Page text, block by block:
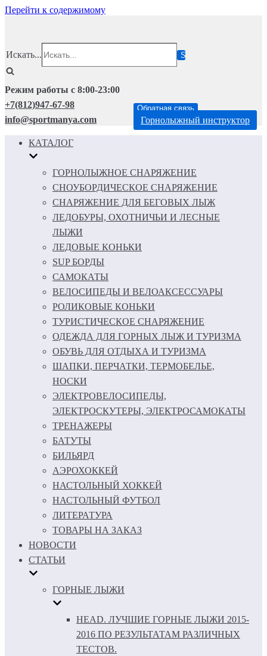
Перейти к содержимому
Искать...
Режим работы с 8:00-23:00
+7(812)947-67-98
info@sportmanya.com
Обратная связь
Горнолыжный инструктор
КАТАЛОГ
ГОРНОЛЫЖНОЕ СНАРЯЖЕНИЕ
СНОУБОРДИЧЕСКОЕ СНАРЯЖЕНИЕ
СНАРЯЖЕНИЕ ДЛЯ БЕГОВЫХ ЛЫЖ
ЛЕДОБУРЫ, ОХОТНИЧЬИ И ЛЕСНЫЕ
ЛЫЖИ
ЛЕДОВЫЕ КОНЬКИ
SUP БОРДЫ
САМОКАТЫ
ВЕЛОСИПЕДЫ И ВЕЛОАКСЕССУАРЫ
РОЛИКОВЫЕ КОНЬКИ
ТУРИСТИЧЕСКОЕ СНАРЯЖЕНИЕ
ОДЕЖДА ДЛЯ ГОРНЫХ ЛЫЖ И ТУРИЗМА
ОБУВЬ ДЛЯ ОТДЫХА И ТУРИЗМА
ШАПКИ, ПЕРЧАТКИ, ТЕРМОБЕЛЬЕ,
НОСКИ
ЭЛЕКТРОВЕЛОСИПЕДЫ,
ЭЛЕКТРОСКУТЕРЫ, ЭЛЕКТРОСАМОКАТЫ
ТРЕНАЖЕРЫ
БАТУТЫ
БИЛЬЯРД
АЭРОХОККЕЙ
НАСТОЛЬНЫЙ ХОККЕЙ
НАСТОЛЬНЫЙ ФУТБОЛ
ЛИТЕРАТУРА
ТОВАРЫ НА ЗАКАЗ
НОВОСТИ
СТАТЬИ
ГОРНЫЕ ЛЫЖИ
HEAD. ЛУЧШИЕ ГОРНЫЕ ЛЫЖИ 2015-
2016 ПО РЕЗУЛЬТАТАМ РАЗЛИЧНЫХ
ТЕСТОВ.